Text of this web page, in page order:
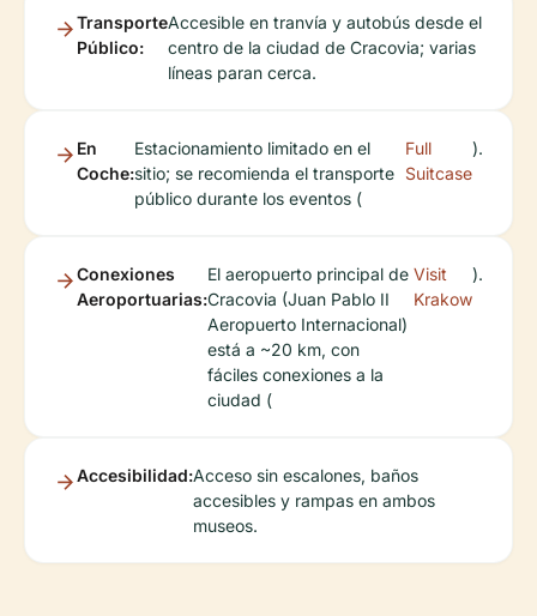
Transporte
Público:
Accesible en tranvía y autobús desde el
centro de la ciudad de Cracovia; varias
líneas paran cerca.
En
Coche:
Estacionamiento limitado en el
sitio; se recomienda el transporte
público durante los eventos (
Full
Suitcase
).
Conexiones
Aeroportuarias:
El aeropuerto principal de
Cracovia (Juan Pablo II
Aeropuerto Internacional)
está a ~20 km, con
fáciles conexiones a la
ciudad (
Visit
Krakow
).
Accesibilidad:Acceso sin escalones, baños
accesibles y rampas en ambos
museos.